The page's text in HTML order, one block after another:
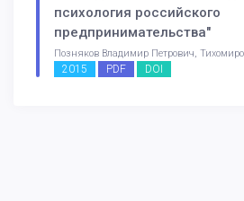
психология российского
предпринимательства"
Позняков Владимир Петрович,
2015 PDF DOI